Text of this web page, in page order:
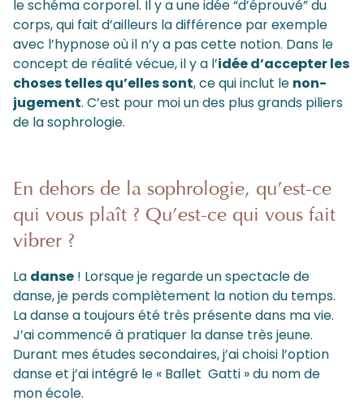
le schéma corporel. Il y a une idée “d’éprouvé” du
corps, qui fait d’ailleurs la différence par exemple
avec l’hypnose où il n’y a pas cette notion. Dans le
concept de réalité vécue, il y a l’idée d’accepter les
choses telles qu’elles sont, ce qui inclut le non-
jugement. C’est pour moi un des plus grands piliers
de la sophrologie.
En dehors de la sophrologie, qu’est-ce
qui vous plaît ? Qu’est-ce qui vous fait
vibrer ?
La danse ! Lorsque je regarde un spectacle de
danse, je perds complètement la notion du temps.
La danse a toujours été très présente dans ma vie.
J’ai commencé à pratiquer la danse très jeune.
Durant mes études secondaires, j’ai choisi l’option
danse et j’ai intégré le « Ballet Gatti » du nom de
mon école.